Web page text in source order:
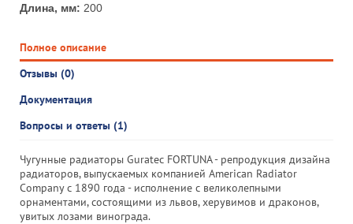
Длина, мм: 200
Полное описание
Отзывы (0)
Документация
Вопросы и ответы (1)
Чугунные радиаторы Guratec FORTUNA - репродукция дизайна
радиаторов, выпускаемых компанией American Radiator
Company c 1890 года - исполнение с великолепными
орнаментами, состоящими из львов, херувимов и драконов,
увитых лозами винограда.